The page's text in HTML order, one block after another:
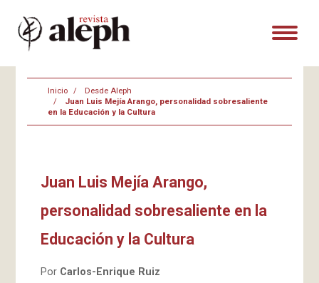
Inicio
Desde Aleph
Juan Luis Mejía Arango, personalidad sobresaliente
en la Educación y la Cultura
Juan Luis Mejía Arango,
personalidad sobresaliente en la
Educación y la Cultura
Por Carlos-Enrique Ruiz